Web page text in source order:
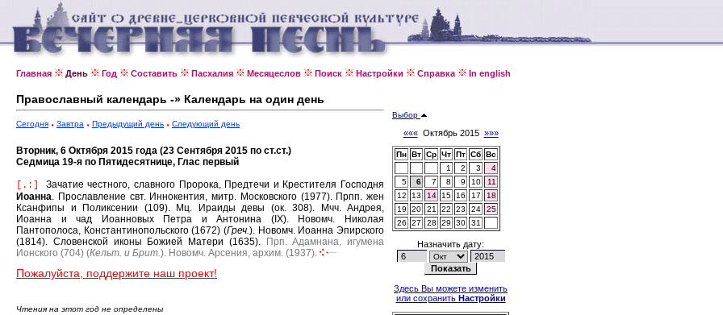
Главная День Год Составить Пасхалия Месяцеслов Поиск Настройки Справка In english
Православный календарь -» Календарь на один день
Сегодня Завтра Предыдущий день Следующий день
Вторник, 6 Октября 2015 года (23 Сентября 2015 по ст.ст.)
Седмица 19-я по Пятидесятнице, Глас первый
[.:]
Зачатие честного, славного Пророка, Предтечи и Крестителя Господня
Иоанна. Прославление свт. Иннокентия, митр. Московского (1977). Прпп. жен
Ксанфипы и Поликсении (109).
Мц. Ираиды девы (ок. 308).
Мчч. Андрея,
Иоанна и чад Иоанновых Петра и Антонина (IX).
Новомч. Николая
Пантополоса, Константинопольского (1672) (Греч.). Новомч. Иоанна Эпирского
(1814). Словенской иконы Божией Матери (1635).
Прп. Адамнана, игумена
Ионского (704) (Кельт. и Брит.). Новомч. Арсения, архим. (1937).
Пожалуйста, поддержите наш проект!
Чтения на этот год не определены
Выбор
«««Октябрь 2015 »»»
Пн Вт Ср Чт Пт Сб Вс
1
2 3
4
5
6 7 8 9 10
11
12
13 14 15 16 17
18
19
20 21 22 23 24
25
26
27 28 29 30 31
Назначить дату:
Здесь Вы можете изменить
или сохранить Настройки